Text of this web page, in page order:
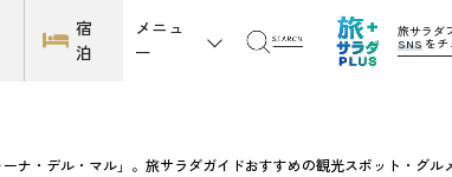
宿
泊
メニュ
ー
旅サラダ
SNS をチ
ナ・デル・マル」。旅サラダガイドおすすめの観光スポット・グル